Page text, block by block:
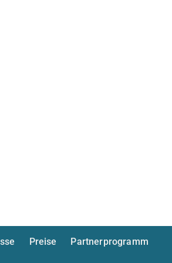
Preise
Partnerprogramm